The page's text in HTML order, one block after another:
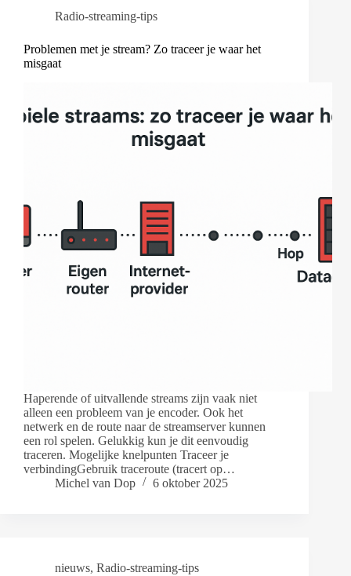
Radio-streaming-tips
Problemen met je stream? Zo traceer je waar het
misgaat
Haperende of uitvallende streams zijn vaak niet
alleen een probleem van je encoder. Ook het
netwerk en de route naar de streamserver kunnen
een rol spelen. Gelukkig kun je dit eenvoudig
traceren. Mogelijke knelpunten Traceer je
verbindingGebruik traceroute (tracert op…
Michel van Dop
6 oktober 2025
nieuws, Radio-streaming-tips